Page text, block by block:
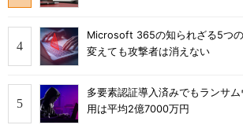
Microsoft 365の知られざる5つ
変えても攻撃者は消えない
多要素認証導入済みでもランサ
用は平均2億7000万円